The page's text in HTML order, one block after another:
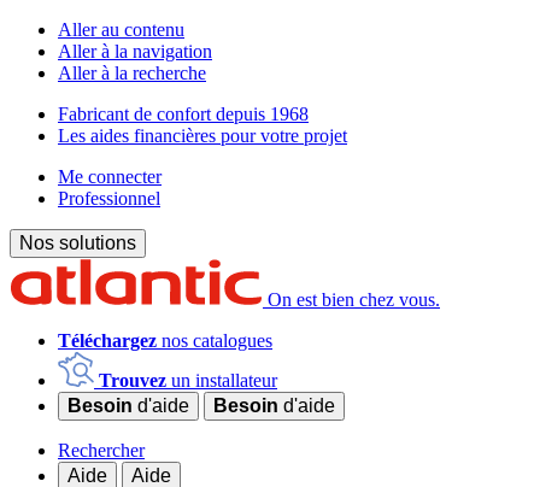
Aller au contenu
Aller à la navigation
Aller à la recherche
Fabricant de confort depuis 1968
Les aides financières pour votre projet
Me connecter
Professionnel
Nos solutions
On est bien chez vous.
Téléchargez nos catalogues
Trouvez un installateur
Besoin d'aide Besoin d'aide
Rechercher
Aide
Aide